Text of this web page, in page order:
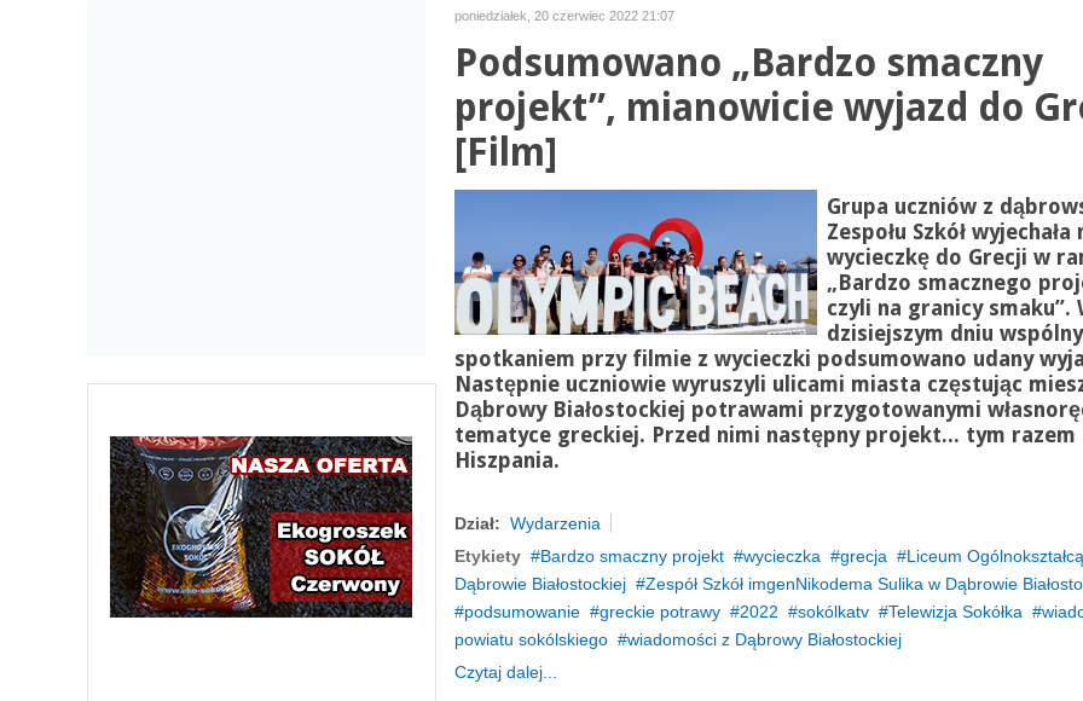
poniedziałek, 20 czerwiec 2022 21:07
Podsumowano „Bardzo smaczny
projekt”, mianowicie wyjazd do
[Film]
Grupa uczniów z
Zespołu Szkół wyjechała
wycieczkę do Grecji w
„Bardzo smacznego
czyli na granicy smaku”.
dzisiejszym dniu
spotkaniem przy filmie z wycieczki podsumowano udany
Następnie uczniowie wyruszyli ulicami miasta częstując
Dąbrowy Białostockiej potrawami przygotowanymi
tematyce greckiej. Przed nimi następny projekt... tym razem
Hiszpania.
Dział: Wydarzenia
Etykiety
Bardzo smaczny projekt wycieczka grecja
Liceum
Dąbrowie Białostockiej
Zespół Szkół imgenNikodema Sulika w Dąbrowie
podsumowanie
greckie potrawy 2022 sokólkatv Telewizja Sokółka
powiatu sokólskiego
wiadomości z Dąbrowy Białostockiej
Czytaj dalej...